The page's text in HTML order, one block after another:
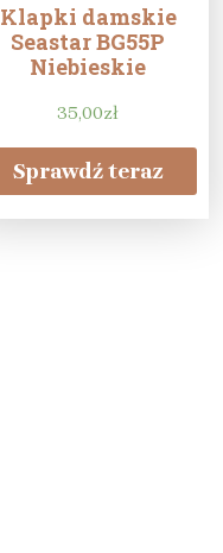
Klapki damskie
Seastar BG55P
Niebieskie
35,00zł
Sprawdź teraz